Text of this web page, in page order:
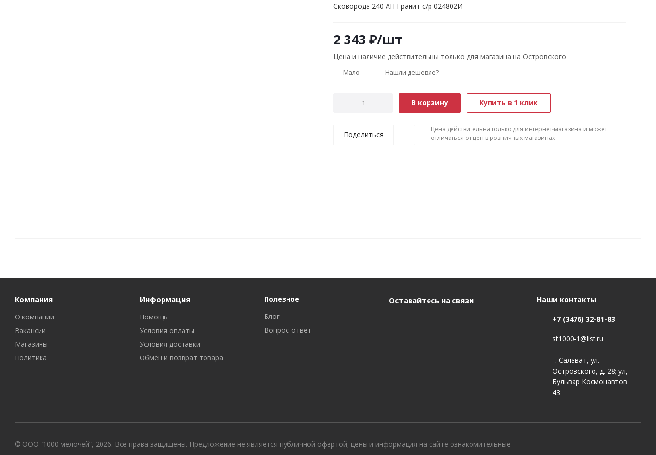
Сковорода 240 АП Гранит с/р 024802И
2 343 ₽/шт
Цена и наличие действительны только для магазина на Островского
Мало Нашли дешевле?
В корзину Купить в 1 клик
Поделиться
Цена действительна только для интернет-магазина и может
отличаться от цен в розничных магазинах
Компания
О компании
Вакансии
Магазины
Политика
Информация
Помощь
Условия оплаты
Условия доставки
Обмен и возврат товара
Полезное
Блог
Вопрос-ответ
Оставайтесь на связи Наши контакты
+7 (3476) 32-81-83
st1000-1@list.ru
г. Салават, ул.
Островского, д. 28; ул,
Бульвар Космонавтов
43
© ООО “1000 мелочей”, 2026. Все права защищены. Предложение не является публичной офертой, цены и информация на сайте ознакомительные